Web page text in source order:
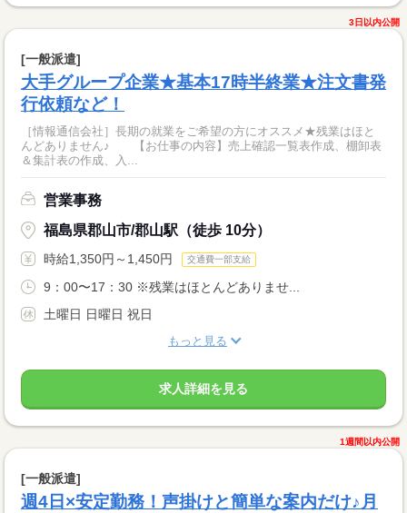
3日以内公開
[一般派遣]
大手グループ企業★基本17時半終業★注文書発
行依頼など！
［情報通信会社］長期の就業をご希望の方にオススメ★残業はほと
んどありません♪ 【お仕事の内容】売上確認一覧表作成、棚卸表
＆集計表の作成、入...
営業事務
福島県郡山市/郡山駅（徒歩 10分）
時給1,350円～1,450円 交通費一部支給
9：00〜17：30 ※残業はほとんどありませ...
土曜日 日曜日 祝日
もっと見る
求人詳細を見る
1週間以内公開
[一般派遣]
週4日×安定勤務！声掛けと簡単な案内だけ♪月